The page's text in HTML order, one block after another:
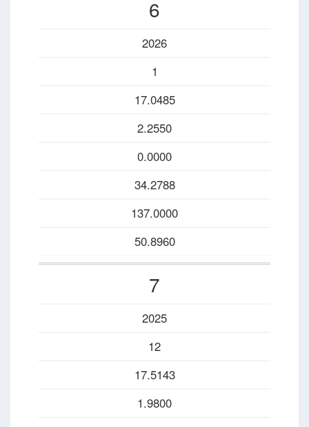
6
2026
1
17.0485
2.2550
0.0000
34.2788
137.0000
50.8960
7
2025
12
17.5143
1.9800